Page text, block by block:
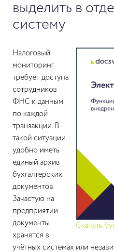
выделить в
систему
Скачать
Налоговый
мониторинг
требует доступа
сотрудников
ФНС к данным
по каждой
транзакции. В
такой ситуации
удобно иметь
единый архив
бухгалтерских
документов.
Зачастую на
предприятии
документы
хранятся в
учётных системах или